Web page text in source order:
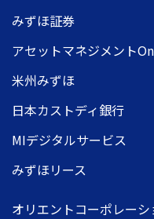
みずほ証券
アセットマネジメント
米州みずほ
日本カストディ銀行
MIデジタルサービス
みずほリース
オリエントコーポレーシ